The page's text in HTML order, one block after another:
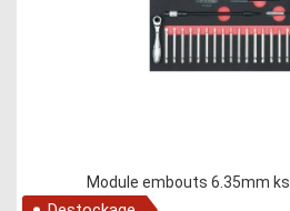
Module embouts 6.35mm